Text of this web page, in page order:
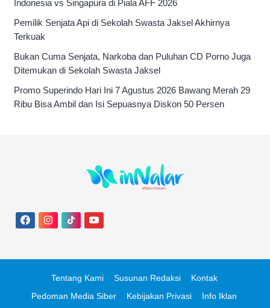
Indonesia vs Singapura di Piala AFF 2026
Pemilik Senjata Api di Sekolah Swasta Jaksel Akhirnya
Terkuak
Bukan Cuma Senjata, Narkoba dan Puluhan CD Porno Juga
Ditemukan di Sekolah Swasta Jaksel
Promo Superindo Hari Ini 7 Agustus 2026 Bawang Merah 29
Ribu Bisa Ambil dan Isi Sepuasnya Diskon 50 Persen
Tentang Kami Susunan Redaksi
Kontak
Pedoman Media Siber
Kebijakan Privasi Info Iklan